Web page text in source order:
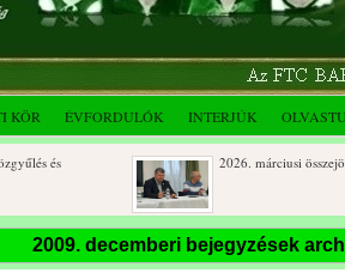
KÖR ÉVFORDULÓK INTERJÚK
2026. márciusi összejövetel
a 2025.
Dálnoki József 90 éves
2009. decemberi bejegyzések